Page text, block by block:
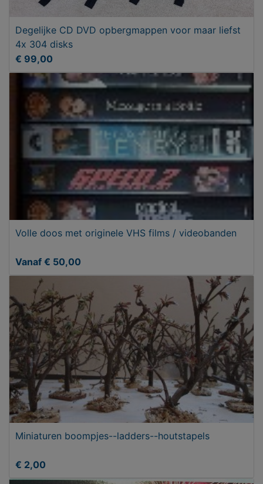
Degelijke CD DVD opbergmappen voor maar liefst
4x 304 disks
€ 99,00
Volle doos met originele VHS films / videobanden
Vanaf € 50,00
Miniaturen boompjes--ladders--houtstapels
€ 2,00